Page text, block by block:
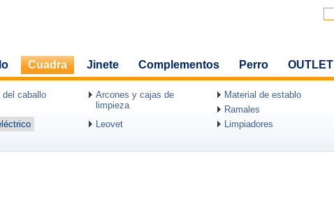
Cuadra Jinete Complementos Perro OUTLET
del caballo
Arcones y cajas de
limpieza
Material de establo
Ramales
Leovet Limpiadores